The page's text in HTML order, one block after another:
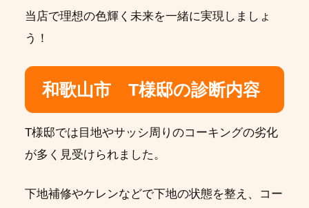
当店で理想の色輝く未来を一緒に実現しましょ
う！
和歌山市 T様邸の診断内容
T様邸では目地やサッシ周りのコーキングの劣化
が多く見受けられました。
下地補修やケレンなどで下地の状態を整え、コー